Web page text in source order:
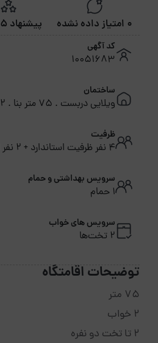
0 امتیاز داده نشده پیشنهاد 5 نفرات
کد آگهی
10051683
ساختمان
ویلایی دربست . 75 متر بنا . 2 اتاق
ظرفیت
4 نفر ظرفیت استاندارد + 2 نفر اضافه
سرویس بهداشتی و حمام
1 حمام
سرویس های خواب
2 تخت‌ها
توضیحات اقامتگاه
75 متر
2 خواب
2 تا تخت دو نفره